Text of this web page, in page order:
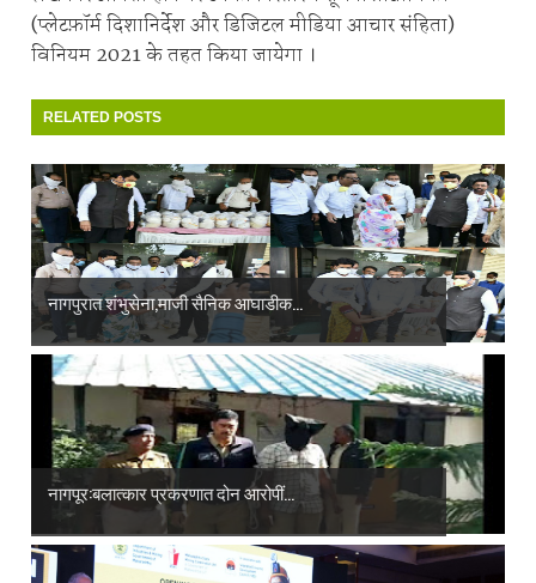
(प्लेटफ़ॉर्म दिशानिर्देश और डिजिटल मीडिया आचार संहिता)
विनियम 2021 के तहत किया जायेगा ।
RELATED POSTS
नागपुरात शंभुसेना,माजी सैनिक आघाडीक...
नागपूर:बलात्कार प्रकरणात दोन आरोपीं...